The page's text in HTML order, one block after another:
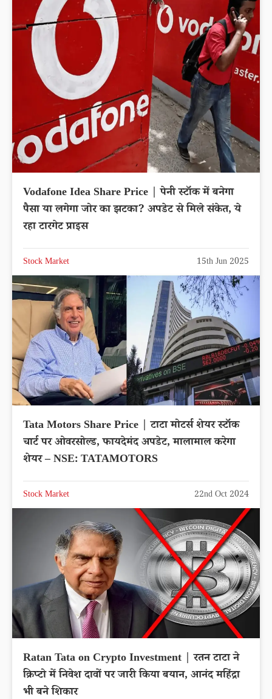
Vodafone Idea Share Price | पेनी स्टॉक में बनेगा
पैसा या लगेगा जोर का झटका? अपडेट से मिले संकेत, ये
रहा टारगेट प्राइस
Stock Market 15th Jun 2025
Tata Motors Share Price | टाटा मोटर्स शेयर स्टॉक
चार्ट पर ओवरसोल्ड, फायदेमंद अपडेट, मालामाल करेगा
शेयर – NSE: TATAMOTORS
Stock Market 22nd Oct 2024
Ratan Tata on Crypto Investment | रतन टाटा ने
क्रिप्टो में निवेश दावों पर जारी किया बयान, आनंद महिंद्रा
भी बने शिकार